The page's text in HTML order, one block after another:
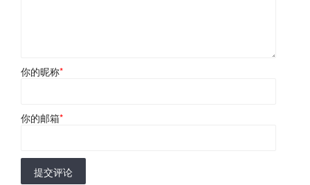
你的昵称*
你的邮箱*
提交评论